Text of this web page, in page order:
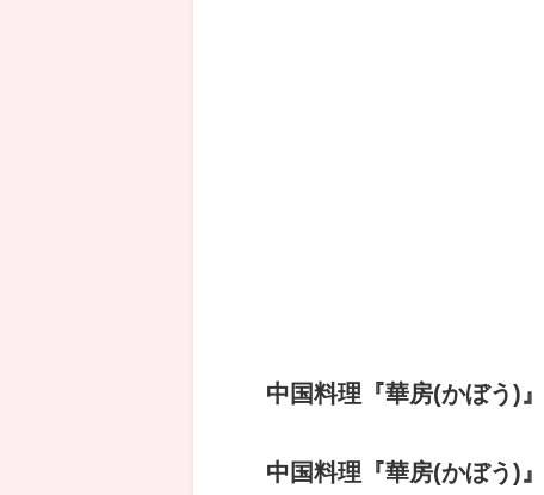
中国料理 『華房(かぼう) 』
中国料理 『 華房(かぼう)』